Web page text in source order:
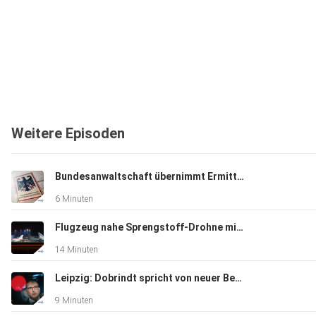
Weitere Episoden
Bundesanwaltschaft übernimmt Ermittlungen zu Sprengstoff-Drohne
6 Minuten
Flugzeug nahe Sprengstoff-Drohne mit Munition beladen?
14 Minuten
Leipzig: Dobrindt spricht von neuer Bedrohungslage
9 Minuten